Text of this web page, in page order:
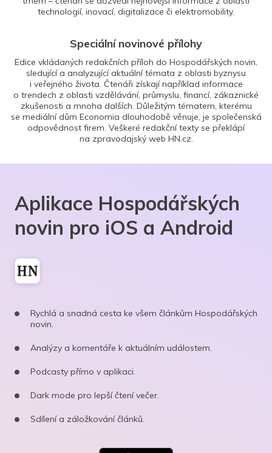
technologií, inovací, digitalizace či elektromobility.
Speciální novinové přílohy
Edice vkládaných redakčních příloh do Hospodářských novin,
sledující a analyzující aktuální témata z oblasti byznysu
i veřejného života. Čtenáři získají například informace
o trendech z oblasti vzdělávání, průmyslu, financí, zákaznické
zkušenosti a mnoha dalších. Důležitým tématem, kterému
se mediální dům Economia dlouhodobě věnuje, je společenská
odpovědnost firem. Veškeré redakční texty se překlápí
na zpravodajský web HN.cz.
Aplikace Hospodářských
novin pro iOS a Android
Rychlá a snadná cesta ke všem článkům Hospodářských
novin.
Analýzy a komentáře k aktuálním událostem.
Podcasty přímo v aplikaci.
Dark mode pro lepší čtení večer.
Sdílení a záložkování článků.